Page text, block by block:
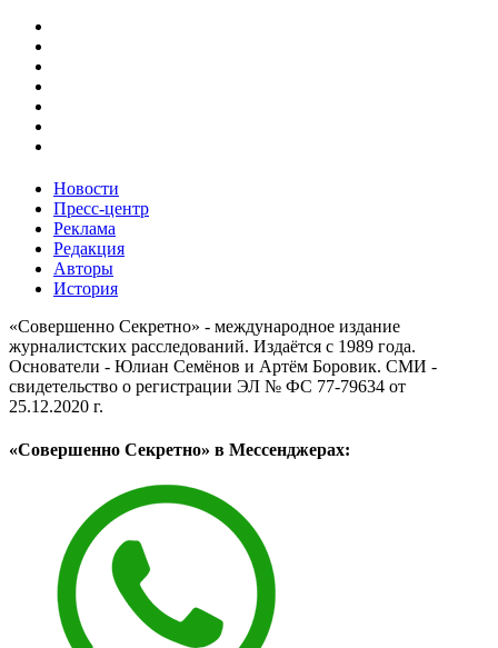
Новости
Пресс-центр
Реклама
Редакция
Авторы
История
«Совершенно Секретно» - международное издание
журналистских расследований. Издаётся с 1989 года.
Основатели - Юлиан Семёнов и Артём Боровик. CМИ -
свидетельство о регистрации ЭЛ № ФС 77-79634 от
25.12.2020 г.
«Совершенно Секретно» в Мессенджерах: